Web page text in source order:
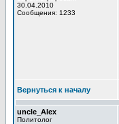
30.04.2010
Сообщения: 1233
Вернуться к началу
uncle_Alex
Политолог